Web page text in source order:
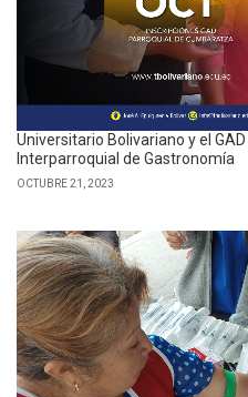
Universitario Bolivariano y el
Interparroquial de Gastronomía
OCTUBRE 21, 2023